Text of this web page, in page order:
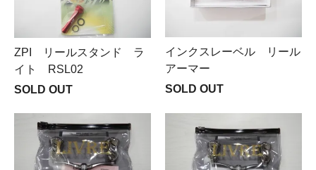
ZPI リールスタンド ラ
イト RSL02
SOLD OUT
インクスレーベル リール
アーマー
SOLD OUT